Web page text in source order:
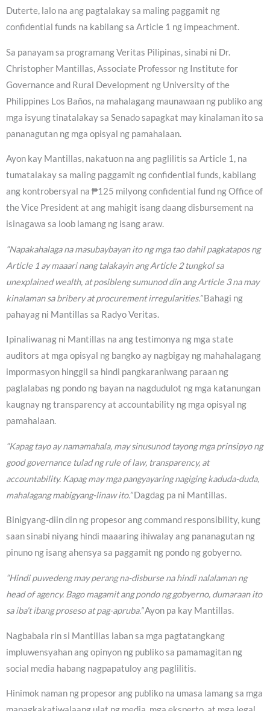
Duterte, lalo na ang pagtalakay sa maling paggamit ng
confidential funds na kabilang sa Article 1 ng impeachment.
Sa panayam sa programang Veritas Pilipinas, sinabi ni Dr.
Christopher Mantillas, Associate Professor ng Institute for
Governance and Rural Development ng University of the
Philippines Los Baños, na mahalagang maunawaan ng publiko ang
mga isyung tinatalakay sa Senado sapagkat may kinalaman ito sa
pananagutan ng mga opisyal ng pamahalaan.
Ayon kay Mantillas, nakatuon na ang paglilitis sa Article 1, na
tumatalakay sa maling paggamit ng confidential funds, kabilang
ang kontrobersyal na ₱125 milyong confidential fund ng Office of
the Vice President at ang mahigit isang daang disbursement na
isinagawa sa loob lamang ng isang araw.
“Napakahalaga na masubaybayan ito ng mga tao dahil pagkatapos ng
Article 1 ay maaari nang talakayin ang Article 2 tungkol sa
unexplained wealth, at posibleng sumunod din ang Article 3 na may
kinalaman sa bribery at procurement irregularities.”Bahagi ng
pahayag ni Mantillas sa Radyo Veritas.
Ipinaliwanag ni Mantillas na ang testimonya ng mga state
auditors at mga opisyal ng bangko ay nagbigay ng mahahalagang
impormasyon hinggil sa hindi pangkaraniwang paraan ng
paglalabas ng pondo ng bayan na nagdudulot ng mga katanungan
kaugnay ng transparency at accountability ng mga opisyal ng
pamahalaan.
“Kapag tayo ay namamahala, may sinusunod tayong mga prinsipyo ng
good governance tulad ng rule of law, transparency, at
accountability. Kapag may mga pangyayaring nagiging kaduda-duda,
mahalagang mabigyang-linaw ito.”Dagdag pa ni Mantillas.
Binigyang-diin din ng propesor ang command responsibility, kung
saan sinabi niyang hindi maaaring ihiwalay ang pananagutan ng
pinuno ng isang ahensya sa paggamit ng pondo ng gobyerno.
“Hindi puwedeng may perang na-disburse na hindi nalalaman ng
head of agency. Bago magamit ang pondo ng gobyerno, dumaraan ito
sa iba’t ibang proseso at pag-apruba.”Ayon pa kay Mantillas.
Nagbabala rin si Mantillas laban sa mga pagtatangkang
impluwensyahan ang opinyon ng publiko sa pamamagitan ng
social media habang nagpapatuloy ang paglilitis.
Hinimok naman ng propesor ang publiko na umasa lamang sa mga